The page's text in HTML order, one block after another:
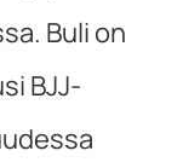
Buli on
BJJ-